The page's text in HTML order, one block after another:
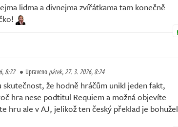
lidma a divnejma zvířátkama tam konečně
8:22 Upravenopátek, 27. 3. 2026, 8:24
skutečnost, že hodně hráčům unikl jeden fakt,
hra nese podtitul Requiem a možná objevíte
hru ale v AJ, jelikož ten český překlad je bohužel